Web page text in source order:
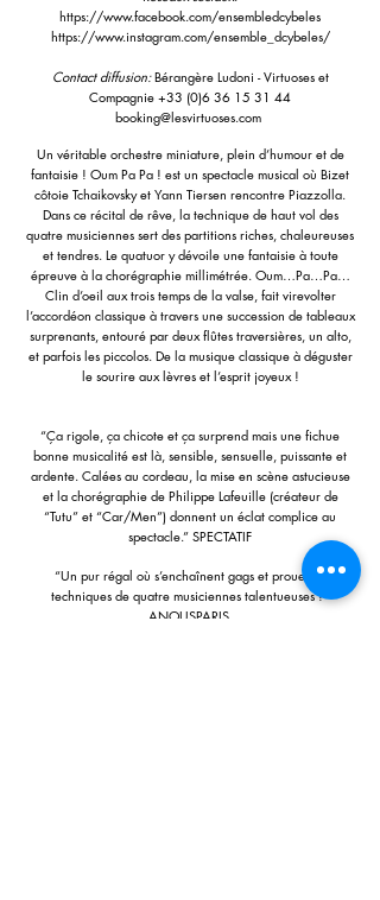
https://www.facebook.com/ensembledcybeles
https://www.instagram.com/ensemble_dcybeles/
Contact diffusion:Bérangère Ludoni - Virtuoses et
Compagnie +33 (0)6 36 15 31 44
booking@lesvirtuoses.com
Un véritable orchestre miniature, plein d’humour et de
fantaisie ! Oum Pa Pa ! est un spectacle musical où Bizet
côtoie Tchaikovsky et Yann Tiersen rencontre Piazzolla.
Dans ce récital de rêve, la technique de haut vol des
quatre musiciennes sert des partitions riches, chaleureuses
et tendres. Le quatuor y dévoile une fantaisie à toute
épreuve à la chorégraphie millimétrée. Oum…Pa…Pa…
Clin d’oeil aux trois temps de la valse, fait virevolter
l’accordéon classique à travers une succession de tableaux
surprenants, entouré par deux flûtes traversières, un alto,
et parfois les piccolos. De la musique classique à déguster
le sourire aux lèvres et l’esprit joyeux !
“Ça rigole, ça chicote et ça surprend mais une fichue
bonne musicalité est là, sensible, sensuelle, puissante et
ardente. Calées au cordeau, la mise en scène astucieuse
et la chorégraphie de Philippe Lafeuille (créateur de
“Tutu” et “Car/Men”) donnent un éclat complice au
spectacle.” SPECTATIF
“Un pur régal où s’enchaînent gags et prouesses
techniques de quatre musiciennes talentueuses !”
ANOUSPARIS